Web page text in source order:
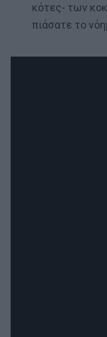
κότες- των
πιάσατε το